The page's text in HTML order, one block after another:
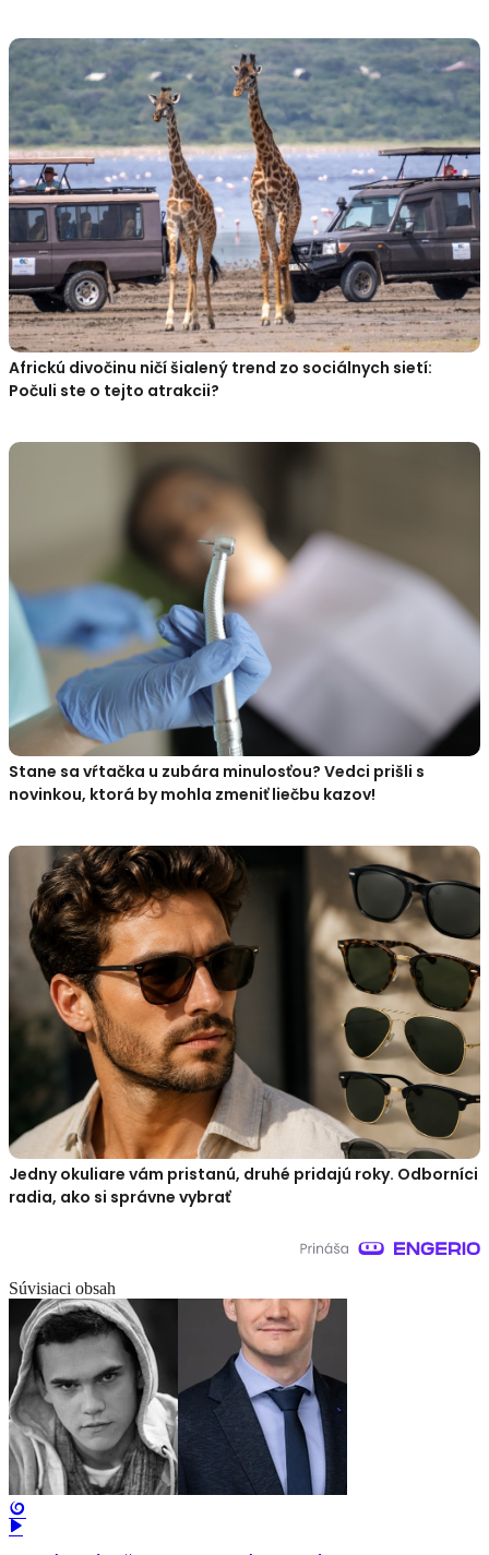
Africkú divočinu ničí šialený trend zo sociálnych sietí:
Počuli ste o tejto atrakcii?
Stane sa vŕtačka u zubára minulosťou? Vedci prišli s
novinkou, ktorá by mohla zmeniť liečbu kazov!
Jedny okuliare vám pristanú, druhé pridajú roky. Odborníci
radia, ako si správne vybrať
Súvisiaci obsah